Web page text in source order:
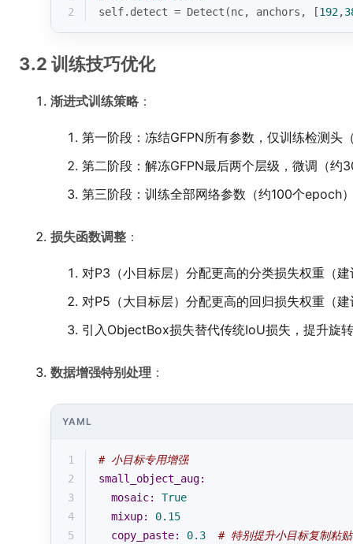
2
self.detect = Detect(nc, anchors, [192,
3.2 训练技巧优化
渐进式训练策略 ：
第一阶段：冻结GFPN所有参数，仅训练检测头
第二阶段：解冻GFPN最后两个层级，微调（约
第三阶段：训练全部网络参数（约100个epoch
损失函数调整 ：
对P3（小目标层）分配更高的分类损失权重（建
对P5（大目标层）分配更高的回归损失权重（建
引入ObjectBox损失替代传统IoU损失，提升旋
数据增强特别处理 ：
YAML
1
# 小目标专用增强
2
small_object_aug:
3
mosaic:
True
4
mixup:
0.15
5
copy_paste: 0.3 # 特别提升小目标复制粘